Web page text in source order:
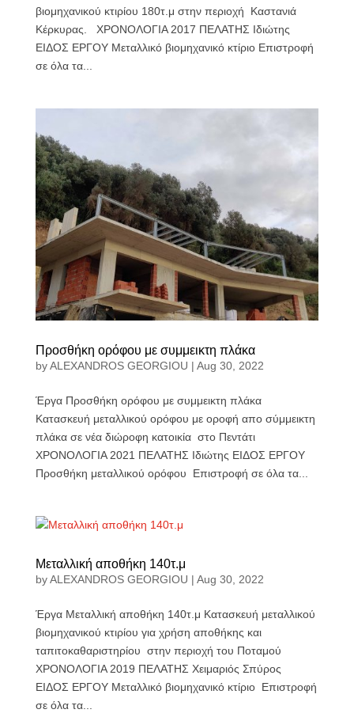
βιομηχανικού κτιρίου 180τ.μ στην περιοχή Καστανιά
Κέρκυρας. ΧΡΟΝΟΛΟΓΙΑ 2017 ΠΕΛΑΤΗΣ Ιδιώτης
ΕΙΔΟΣ ΕΡΓΟΥ Μεταλλικό βιομηχανικό κτίριο Επιστροφή
σε όλα τα...
Προσθήκη ορόφου με συμμεικτη πλάκα
byALEXANDROS GEORGIOU | Aug 30, 2022
Έργα Προσθήκη ορόφου με συμμεικτη πλάκα
Κατασκευή μεταλλικού ορόφου με οροφή απο σύμμεικτη
πλάκα σε νέα διώροφη κατοικία στο Πεντάτι
ΧΡΟΝΟΛΟΓΙΑ 2021 ΠΕΛΑΤΗΣ Ιδιώτης ΕΙΔΟΣ ΕΡΓΟΥ
Προσθήκη μεταλλικού ορόφου Επιστροφή σε όλα τα...
Μεταλλική αποθήκη 140τ.μ
byALEXANDROS GEORGIOU | Aug 30, 2022
Έργα Μεταλλική αποθήκη 140τ.μ Κατασκευή μεταλλικού
βιομηχανικού κτιρίου για χρήση αποθήκης και
ταπιτοκαθαριστηρίου στην περιοχή του Ποταμού
ΧΡΟΝΟΛΟΓΙΑ 2019 ΠΕΛΑΤΗΣ Χειμαριός Σπύρος
ΕΙΔΟΣ ΕΡΓΟΥ Μεταλλικό βιομηχανικό κτίριο Επιστροφή
σε όλα τα...